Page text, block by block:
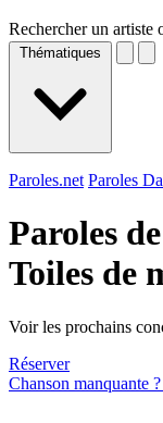
Rechercher un artiste
Thématiques
Paroles.net Paroles
Paroles
Toiles de
Voir les prochains
Réserver
Chanson manquante